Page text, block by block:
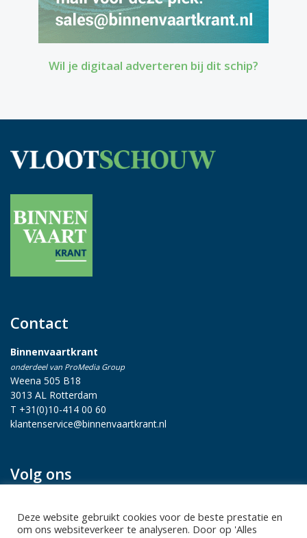
Wil je digitaal adverteren bij dit schip?
Contact
Binnenvaartkrant
onderdeel van ProMedia Group
Weena 505 B18
3013 AL Rotterdam
T +31(0)10-414 00 60
klantenservice@binnenvaartkrant.nl
Volg ons
Deze website gebruikt cookies voor de beste prestatie en
om ons websiteverkeer te analyseren. Door op 'Alles